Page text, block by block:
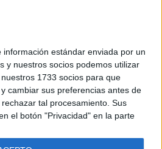
estándar enviada por un
y nuestros socios podemos utilizar
1733 socios para que
cambiar sus preferencias antes de
tal procesamiento. Sus
el botón "Privacidad" en la parte